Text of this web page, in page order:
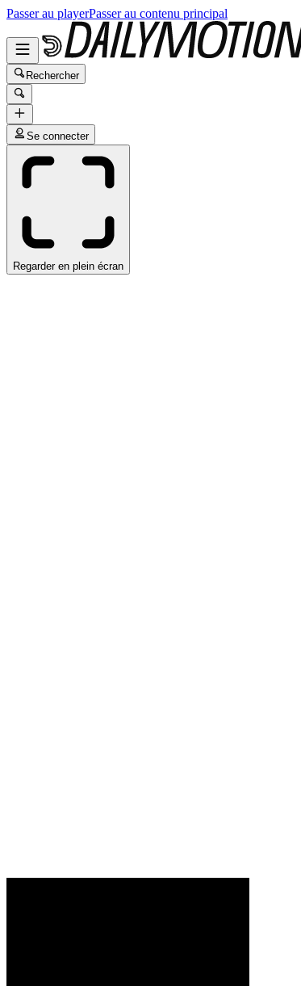
Passer au playerPasser au contenu principal
Rechercher
Se connecter
Regarder en plein écran